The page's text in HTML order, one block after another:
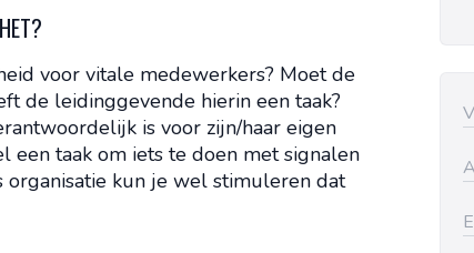
voor vitale medewerkers? Moet de
de leidinggevende hierin een taak?
is voor zijn/haar eigen
een taak om iets te doen met signalen
kun je wel stimuleren dat